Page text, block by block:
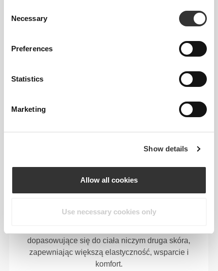
Selection
Necessary
Preferences
Statistics
Marketing
Show details
Allow all cookies
Use necessary cookies only
Nasza odzież jest wykonana z szybkoschnącego
wygodę podczas treningu lub biegu.
TECHNOLOGIIREVOKNIT
dziewiarska opracowana przez Prozis, która
dopasowujące się do ciała niczym druga skóra,
zapewniając większą elastyczność, wsparcie i
komfort.